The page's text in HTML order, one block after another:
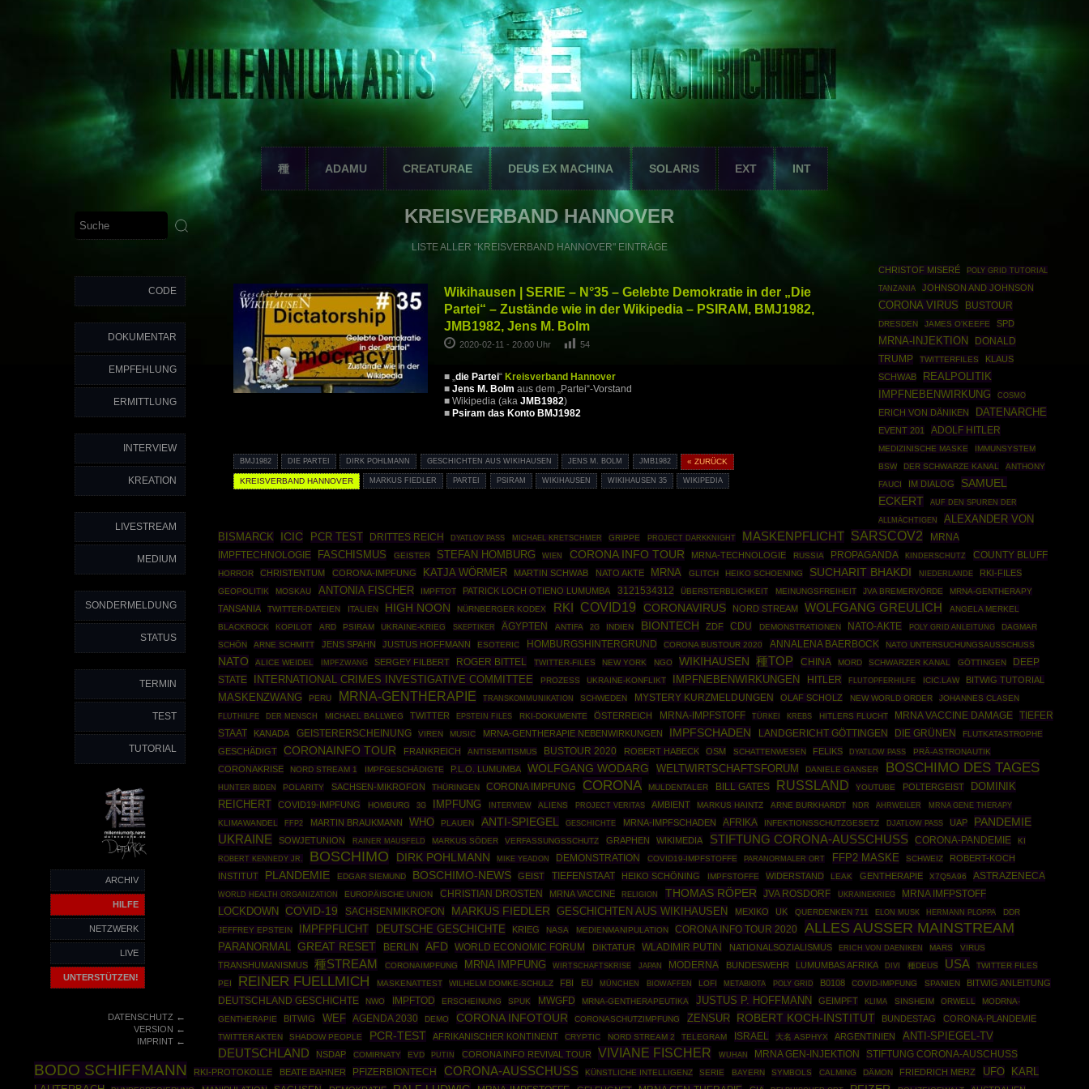
種 ADAMU CREATURAE DEUS EX MACHINA SOLARIS EXT INT
CODE
DOKUMENTAR
EMPFEHLUNG
ERMITTLUNG
INTERVIEW
KREATION
LIVESTREAM
MEDIUM
SONDERMELDUNG
STATUS
TERMIN
TEST
TUTORIAL
ARCHIV
HILFE
NETZWERK
LIVE
UNTERSTÜTZEN!
DATENSCHUTZ←
VERSION ←
IMPRINT←
KREISVERBAND HANNOVER
LISTE ALLER "KREISVERBAND HANNOVER" EINTRÄGE
Wikihausen | SERIE – N°35 – Gelebte Demokratie in der „Die
Partei“ – Zustände wie in der Wikipedia – PSIRAM, BMJ1982,
JMB1982, Jens M. Bolm
2020-02-11 - 20:00 Uhr 54
■ „die Partei“ Kreisverband Hannover
■ Jens M. Bolm aus dem „Partei“-Vorstand
■ Wikipedia (aka JMB1982)
■ Psiram das Konto BMJ1982
BMJ1982 DIE PARTEI DIRK POHLMANN GESCHICHTEN AUS WIKIHAUSEN JENS M. BOLM JMB1982 « ZURÜCK
KREISVERBAND HANNOVER MARKUS FIEDLER PARTEI PSIRAM WIKIHAUSEN WIKIHAUSEN 35 WIKIPEDIA
CHRISTOF MISERÉ POLY GRID TUTORIAL
TANZANIA JOHNSON AND JOHNSON
CORONA VIRUS BUSTOUR
DRESDEN JAMES O'KEEFE SPD
MRNA-INJEKTION
DONALD
TRUMP
TWITTERFILES
KLAUS
SCHWAB
REALPOLITIK
IMPFNEBENWIRKUNG
COSMO
ERICH VON DÄNIKEN DATENARCHE
EVENT 201 ADOLF HITLER
MEDIZINISCHE MASKE
IMMUNSYSTEM
BSW
DER SCHWARZE KANAL
ANTHONY
FAUCI
IM DIALOG
SAMUEL
ECKERT
AUF DEN SPUREN DER
ALLMÄCHTIGEN
ALEXANDER VON
BISMARCK
ICIC PCR TEST DRITTES REICH DYATLOV PASS MICHAEL KRETSCHMER GRIPPE PROJECT DARKKNIGHT MASKENPFLICHT SARSCOV2
MRNA
IMPFTECHNOLOGIE
FASCHISMUS GEISTER STEFAN HOMBURG WIEN CORONA INFO TOUR MRNA-TECHNOLOGIE RUSSIA PROPAGANDA KINDERSCHUTZ COUNTY BLUFF
HORROR CHRISTENTUM CORONA-IMPFUNG KATJA WÖRMER MARTIN SCHWAB NATO AKTE MRNA GLITCH HEIKO SCHOENING SUCHARIT BHAKDI NIEDERLANDE RKI-FILES
GEOPOLITIK MOSKAU ANTONIA FISCHER IMPFTOT PATRICK LOCH OTIENO LUMUMBA 3121534312 ÜBERSTERBLICHKEIT MEINUNGSFREIHEIT JVA BREMERVÖRDE MRNA-GENTHERAPY
TANSANIA TWITTER-DATEIEN ITALIEN HIGH NOON NÜRNBERGER KODEX RKI COVID19 CORONAVIRUS NORD STREAM WOLFGANG GREULICH
ANGELA MERKEL
BLACKROCK
KOPILOT ARD PSIRAM UKRAINE-KRIEG SKEPTIKER ÄGYPTEN ANTIFA 2G INDIEN BIONTECH ZDF CDU DEMONSTRATIONEN NATO-AKTE POLY GRID ANLEITUNG
DAGMAR
SCHÖN
ARNE SCHMITT JENS SPAHN JUSTUS HOFFMANN ESOTERIC HOMBURGSHINTERGRUND CORONA BUSTOUR 2020 ANNALENA BAERBOCK NATO UNTERSUCHUNGSAUSSCHUSS
NATO ALICE WEIDEL IMPFZWANG SERGEY FILBERT ROGER BITTEL TWITTER-FILES NEW YORK NGO WIKIHAUSEN 種TOP CHINA MORD SCHWARZER KANAL GÖTTINGEN
DEEP
STATE
INTERNATIONAL CRIMES INVESTIGATIVE COMMITTEE PROZESS UKRAINE-KONFLIKT IMPFNEBENWIRKUNGEN HITLER FLUTOPFERHILFE ICIC.LAW BITWIG TUTORIAL
MASKENZWANG PERU MRNA-GENTHERAPIE TRANSKOMMUNIKATION SCHWEDEN MYSTERY KURZMELDUNGEN OLAF SCHOLZ NEW WORLD ORDER JOHANNES CLASEN
FLUTHILFE DER MENSCH MICHAEL BALLWEG TWITTER EPSTEIN FILES RKI-DOKUMENTE ÖSTERREICH MRNA-IMPFSTOFF TÜRKEI KREBS HITLERS FLUCHT MRNA VACCINE DAMAGE
TIEFER
STAAT
KANADA GEISTERERSCHEINUNG VIREN MUSIC MRNA-GENTHERAPIE NEBENWIRKUNGEN IMPFSCHADEN LANDGERICHT GÖTTINGEN DIE GRÜNEN FLUTKATASTROPHE
GESCHÄDIGT CORONAINFO TOUR FRANKREICH ANTISEMITISMUS BUSTOUR 2020 ROBERT HABECK OSM SCHATTENWESEN FELIKS DYATLOW PASS PRÄ-ASTRONAUTIK
CORONAKRISE NORD STREAM 1 IMPFGESCHÄDIGTE P.L.O. LUMUMBA WOLFGANG WODARG WELTWIRTSCHAFTSFORUM DANIELE GANSER BOSCHIMO DES TAGES
HUNTER BIDEN POLARITY SACHSEN-MIKROFON THÜRINGEN CORONA IMPFUNG CORONA MULDENTALER BILL GATES RUSSLAND YOUTUBE POLTERGEIST
DOMINIK
REICHERT
COVID19-IMPFUNG HOMBURG 3G IMPFUNG INTERVIEW ALIENS PROJECT VERITAS AMBIENT MARKUS HAINTZ ARNE BURKHARDT NDR AHRWEILER
MRNA GENE THERAPY
KLIMAWANDEL
FFP2 MARTIN BRAUKMANN WHO PLAUEN ANTI-SPIEGEL GESCHICHTE MRNA-IMPFSCHADEN AFRIKA INFEKTIONSSCHUTZGESETZ DJATLOW PASS UAP
PANDEMIE
UKRAINE
SOWJETUNION RAINER MAUSFELD MARKUS SÖDER VERFASSUNGSSCHUTZ GRAPHEN WIKIMEDIA STIFTUNG CORONA-AUSSCHUSS CORONA-PANDEMIE
KI
ROBERT KENNEDY JR.
BOSCHIMO DIRK POHLMANN MIKE YEADON DEMONSTRATION COVID19-IMPFSTOFFE PARANORMALER ORT FFP2 MASKE SCHWEIZ
ROBERT-KOCH
INSTITUT
PLANDEMIE EDGAR SIEMUND BOSCHIMO-NEWS GEIST TIEFENSTAAT HEIKO SCHÖNING IMPFSTOFFE WIDERSTAND LEAK GENTHERAPIE X7Q5A96 ASTRAZENECA
WORLD HEALTH ORGANIZATION EUROPÄISCHE UNION CHRISTIAN DROSTEN MRNA VACCINE RELIGION THOMAS RÖPER JVA ROSDORF UKRAINEKRIEG
MRNA IMFPSTOFF
LOCKDOWN
COVID-19 SACHSENMIKROFON MARKUS FIEDLER GESCHICHTEN AUS WIKIHAUSEN MEXIKO UK QUERDENKEN 711 ELON MUSK HERMANN PLOPPA
DDR
JEFFREY EPSTEIN
IMPFPFLICHT DEUTSCHE GESCHICHTE KRIEG NASA MEDIENMANIPULATION CORONA INFO TOUR 2020 ALLES AUSSER MAINSTREAM
PARANORMAL GREAT RESET BERLIN AFD WORLD ECONOMIC FORUM DIKTATUR WLADIMIR PUTIN NATIONALSOZIALISMUS ERICH VON DAENIKEN MARS VIRUS
TRANSHUMANISMUS 種STREAM CORONAIMPFUNG MRNA IMPFUNG WIRTSCHAFTSKRISE JAPAN MODERNA BUNDESWEHR LUMUMBAS AFRIKA DIVI 種DEUS USA
TWITTER FILES
PEI
REINER FUELLMICH MASKENATTEST WILHELM DOMKE-SCHULZ FBI EU MÜNCHEN BIOWAFFEN LOFI METABIOTA POLY GRID B0108 COVID-IMPFUNG SPANIEN BITWIG ANLEITUNG
DEUTSCHLAND GESCHICHTE NWO IMPFTOD ERSCHEINUNG SPUK MWGFD MRNA-GENTHERAPEUTIKA JUSTUS P. HOFFMANN GEIMPFT KLIMA SINSHEIM ORWELL
MODRNA-
GENTHERAPIE
BITWIG WEF AGENDA 2030 DEMO CORONA INFOTOUR CORONASCHUTZIMPFUNG ZENSUR ROBERT KOCH-INSTITUT BUNDESTAG CORONA-PLANDEMIE
TWITTER AKTEN SHADOW PEOPLE PCR-TEST AFRIKANISCHER KONTINENT CRYPTIC NORD STREAM 2 TELEGRAM ISRAEL 大名 ASPHYX ARGENTINIEN ANTI-SPIEGEL-TV
DEUTSCHLAND NSDAP COMIRNATY EVD PUTIN CORONA INFO REVIVAL TOUR VIVIANE FISCHER WUHAN MRNA GEN-INJEKTION STIFTUNG CORONA-AUSCHUSS
BODO SCHIFFMANN RKI-PROTOKOLLE BEATE BAHNER PFIZERBIONTECH CORONA-AUSSCHUSS KÜNSTLICHE INTELLIGENZ SERIE BAYERN SYMBOLS CALMING DÄMON FRIEDRICH MERZ UFO
KARL